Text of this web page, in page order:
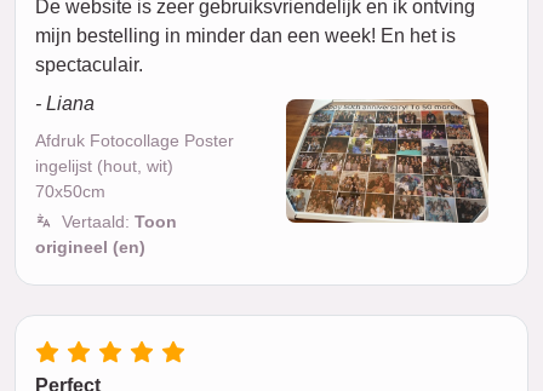
De website is zeer gebruiksvriendelijk en ik ontving
mijn bestelling in minder dan een week! En het is
spectaculair.
- Liana
Afdruk Fotocollage Poster
ingelijst (hout, wit)
70x50cm
Vertaald: Toon
origineel (en)
Perfect